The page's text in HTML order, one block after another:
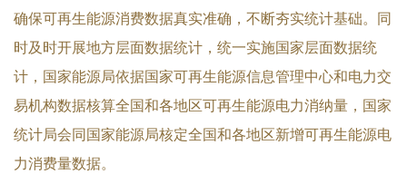
确保可再生能源消费数据真实准确，不断夯实统计基础。同
时及时开展地方层面数据统计，统一实施国家层面数据统
计，国家能源局依据国家可再生能源信息管理中心和电力交
易机构数据核算全国和各地区可再生能源电力消纳量，国家
统计局会同国家能源局核定全国和各地区新增可再生能源电
力消费量数据。